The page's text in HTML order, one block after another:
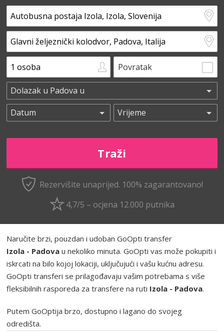
Povratak
Rezervišite unaprijed. 100% zagarantovano!
4,7/5 – ocjena 12.000 putnika
Naručite brzi, pouzdan i udoban GoOpti transfer
Izola - Padova u nekoliko minuta. GoOpti vas može pokupiti i
iskrcati na bilo kojoj lokaciji, uključujući i vašu kućnu adresu.
GoOpti transferi se prilagođavaju vašim potrebama s više
fleksibilnih rasporeda za transfere na ruti Izola - Padova.
Putem GoOptija brzo, dostupno i lagano do svojeg
odredišta.